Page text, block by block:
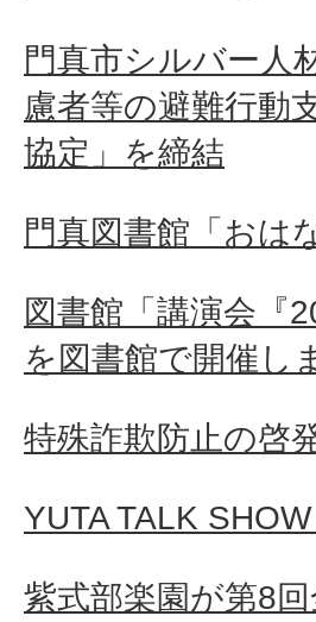
門真市シルバー人
慮者等の避難行動
協定」を締結
門真図書館「おは
図書館「講演会『
を図書館で開催し
特殊詐欺防止の啓
YUTA TALK
紫式部楽園が第8